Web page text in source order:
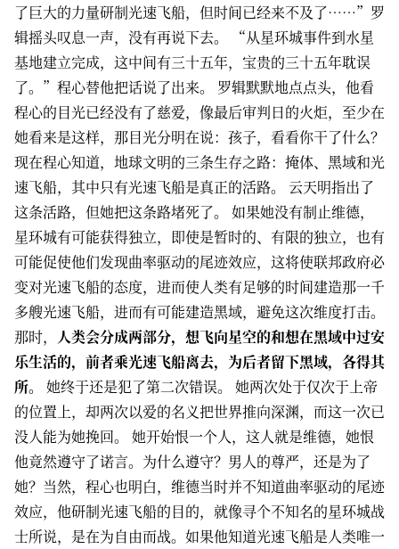
了巨大的力量研制光速飞船，但时间已经来不及了……”罗
辑摇头叹息一声，没有再说下去。 “从星环城事件到水星
基地建立完成，这中间有三十五年，宝贵的三十五年耽误
了。”程心替他把话说了出来。 罗辑默默地点点头，他看
程心的目光已经没有了慈爱，像最后审判日的火炬，至少在
她看来是这样，那目光分明在说：孩子，看看你干了什么？
现在程心知道，地球文明的三条生存之路：掩体、黑域和光
速飞船，其中只有光速飞船是真正的活路。 云天明指出了
这条活路，但她把这条路堵死了。 如果她没有制止维德，
星环城有可能获得独立，即使是暂时的、有限的独立，也有
可能促使他们发现曲率驱动的尾迹效应，这将使联邦政府必
变对光速飞船的态度，进而使人类有足够的时间建造那一千
多艘光速飞船，进而有可能建造黑域，避免这次维度打击。
那时，
人类会分成两部分，想飞向星空的和想在黑域中过安
乐生活的，前者乘光速飞船离去，为后者留下黑域，各得其
所。
她终于还是犯了第二次错误。 她两次处于仅次于上帝
的位置上，却两次以爱的名义把世界推向深渊，而这一次已
没人能为她挽回。 她开始恨一个人，这人就是维德，她恨
他竟然遵守了诺言。为什么遵守？男人的尊严，还是为了
她？当然，程心也明白，维德当时并不知道曲率驱动的尾迹
效应，他研制光速飞船的目的，就像寻个不知名的星环城战
士所说，是在为自由而战。如果他知道光速飞船是人类唯一